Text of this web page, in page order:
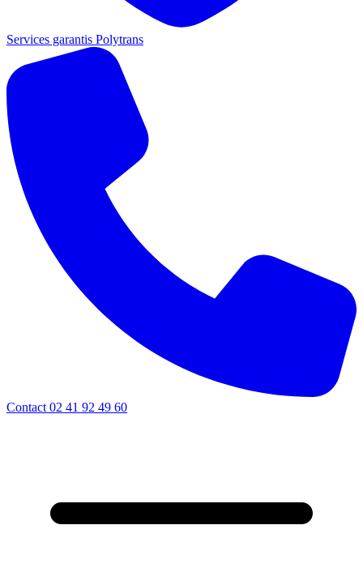
Services garantis Polytrans
Contact 02 41 92 49 60